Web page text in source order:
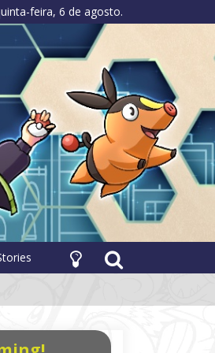
feira, 6 de agosto.